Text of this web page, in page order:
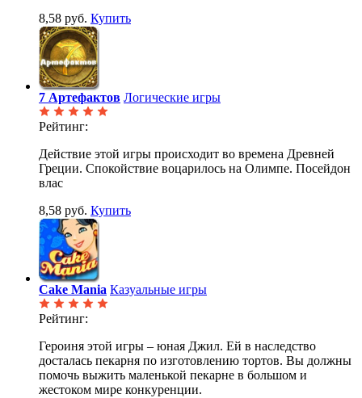
8,58 руб. Купить
7 Артефактов Логические игры
Рейтинг:
Действие этой игры происходит во времена Древней
Греции. Спокойствие воцарилось на Олимпе. Посейдон
влас
8,58 руб. Купить
Cake Mania Казуальные игры
Рейтинг:
Героиня этой игры – юная Джил. Ей в наследство
досталась пекарня по изготовлению тортов. Вы должны
помочь выжить маленькой пекарне в большом и
жестоком мире конкуренции.